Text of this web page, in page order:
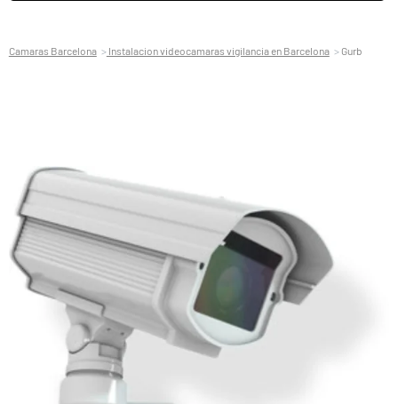
Camaras Barcelona Instalacion videocamaras vigilancia en Barcelona Gurb